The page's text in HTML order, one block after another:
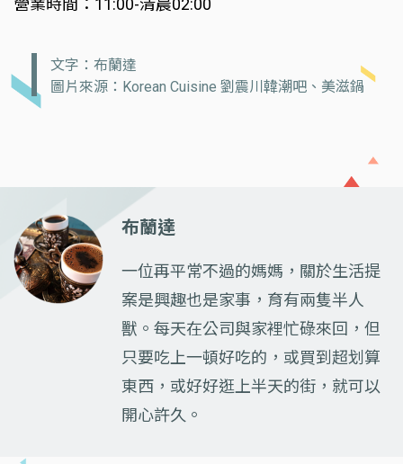
營業時間：11:00-清晨02:00
文字：布蘭達
圖片來源：Korean Cuisine 劉震川韓潮吧、美滋鍋
布蘭達
一位再平常不過的媽媽，關於生活提
案是興趣也是家事，育有兩隻半人
獸。每天在公司與家裡忙碌來回，但
只要吃上一頓好吃的，或買到超划算
東西，或好好逛上半天的街，就可以
開心許久。